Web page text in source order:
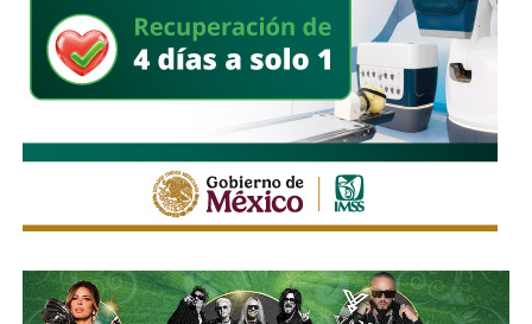
delictiva durante el desarrollo de la feria.
Ricardo Gallardosubrayó que, además del resguardo
permanente en laFenapo, no se descuidará la seguridad
, ya que continuarán fortaleciéndose
los operativos en la capital, su zona conurbada y el resto
59 municipios , ya que aún se mantiene la
temporada vacacional de verano. Finalmente, reiteró que la
tranquilidad a las familias potosinas y consolidar a la
Fenapo 2026como la feria más segura, ordenada e